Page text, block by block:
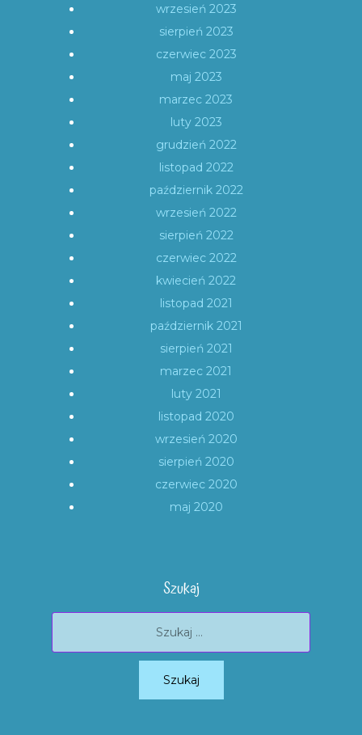
wrzesień 2023
sierpień 2023
czerwiec 2023
maj 2023
marzec 2023
luty 2023
grudzień 2022
listopad 2022
październik 2022
wrzesień 2022
sierpień 2022
czerwiec 2022
kwiecień 2022
listopad 2021
październik 2021
sierpień 2021
marzec 2021
luty 2021
listopad 2020
wrzesień 2020
sierpień 2020
czerwiec 2020
maj 2020
Szukaj